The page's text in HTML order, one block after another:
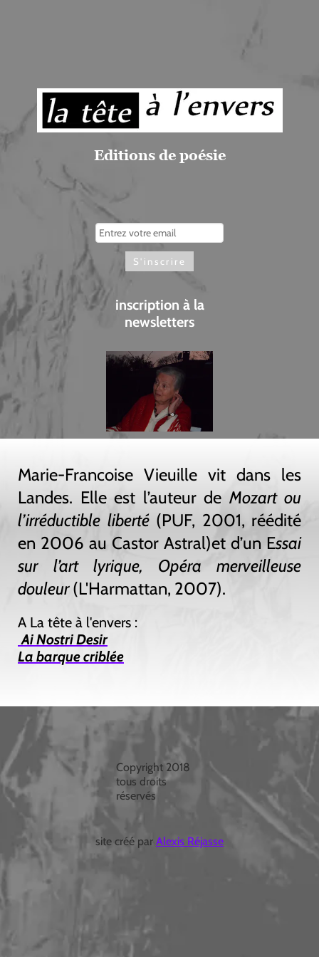
Editions de poésie
inscription à la
newsletters
Marie-Francoise Vieuille vit dans les
Landes. Elle est l’auteur de Mozart ou
l’irréductible liberté(PUF, 2001, réédité
en 2006 au Castor Astral)et d’un Essai
sur l’art lyrique, Opéra merveilleuse
douleur(L'Harmattan, 2007).
A La tête à l'envers :
Ai Nostri Desir
La barque criblée
Copyright 2018
tous droits
réservés
site créé par Alexis Réjasse